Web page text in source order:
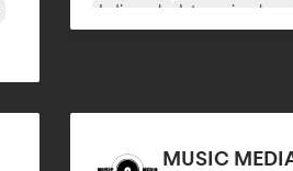
Indie-rock
Internasjonal pop
MUSIC